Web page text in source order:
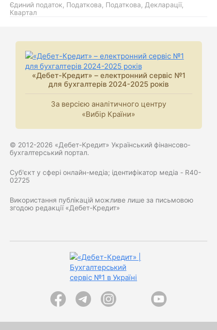
Єдиний податок Податкова Податкова Декларації
Квартал
«Дебет-Кредит» – електронний сервіс №1
для бухгалтерів 2024-2025 років
За версією аналітичного центру
«Вибір Країни»
© 2012-2026 «Дебет-Кредит» Український фінансово-
бухгалтерський портал.
Суб'єкт у сфері онлайн-медіа; ідентифікатор медіа - R40-
02725
Використання публікацій можливе лише за письмовою
згодою редакції «Дебет-Кредит»